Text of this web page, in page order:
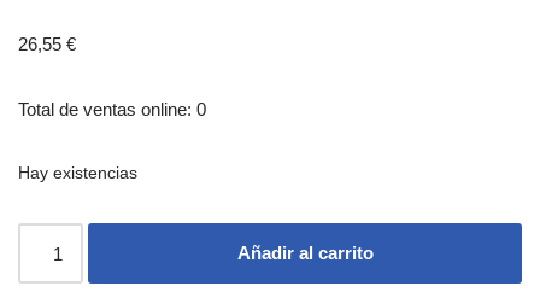
26,55 €
Total de ventas online: 0
Hay existencias
Añadir al carrito